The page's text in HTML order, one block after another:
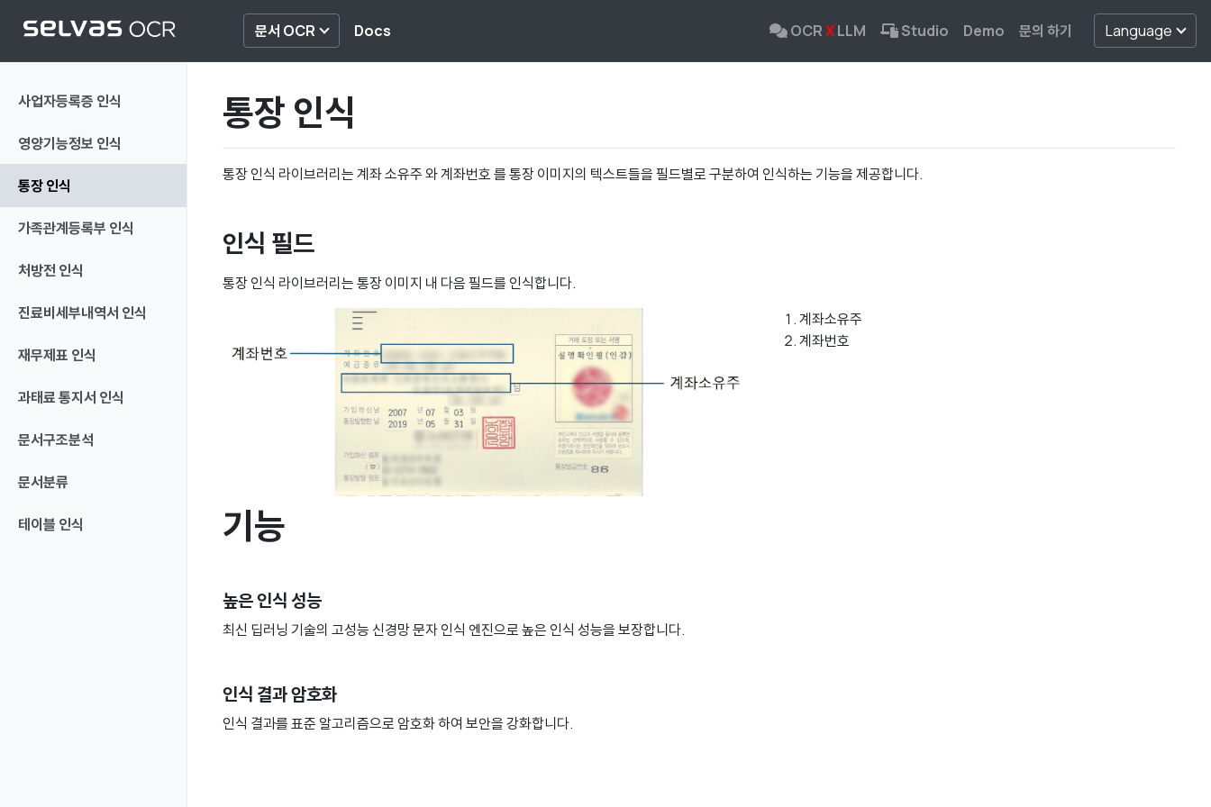
문서 OCR Docs OCRXLLM Studio Demo 문의 하기 Language
사업자등록증 인식
영양기능정보 인식
통장 인식
가족관계등록부 인식
처방전 인식
진료비세부내역서 인식
재무제표 인식
과태료 통지서 인식
문서구조분석
문서분류
테이블 인식
통장 인식
통장 인식 라이브러리는 계좌 소유주 와 계좌번호 를 통장 이미지의 텍스트들을 필드별로 구분하여 인식하는 기능을 제공합니다.
인식 필드
통장 인식 라이브러리는 통장 이미지 내 다음 필드를 인식합니다.
계좌소유주
계좌번호
기능
높은 인식 성능
최신 딥러닝 기술의 고성능 신경망 문자 인식 엔진으로 높은 인식 성능을 보장합니다.
인식 결과 암호화
인식 결과를 표준 알고리즘으로 암호화 하여 보안을 강화합니다.